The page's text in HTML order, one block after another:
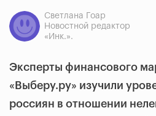
Светлана Гоар
Новостной редактор
«Инк.».
Эксперты финансового
«Выберу.ру» изучили
россиян в отношении